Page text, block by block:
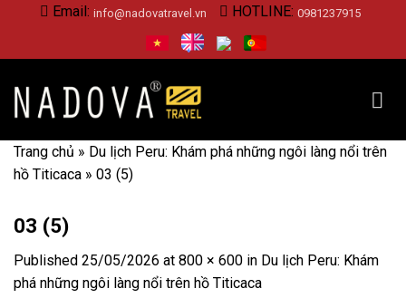
content
Email: info@nadovatravel.vn HOTLINE: 0981237915
Trang chủ » Du lịch Peru: Khám phá những ngôi làng nổi trên
hồ Titicaca » 03 (5)
03 (5)
Published 25/05/2026 at 800 × 600 in Du lịch Peru: Khám
phá những ngôi làng nổi trên hồ Titicaca